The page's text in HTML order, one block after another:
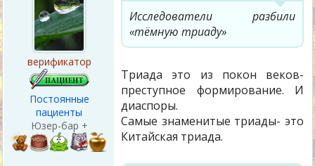
верификатор
Постоянные
пациенты
Юзер-бар +
Исследователи разбили
«тёмную триаду»
Триада это из покон веков-
преступное формирование. И
диаспоры.
Самые знаменитые триады- это
Китайская триада.